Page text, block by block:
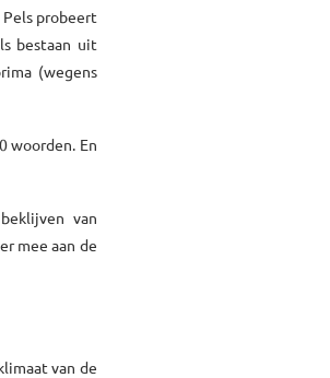
probeert
bestaan uit
(wegens
woorden. En
van
mee aan de
van de